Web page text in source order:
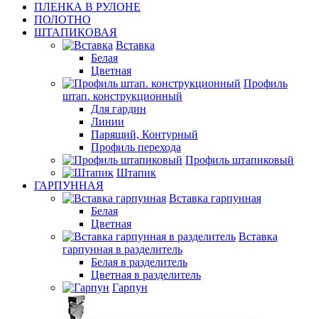
ПЛЕНКА В РУЛОНЕ
ПОЛОТНО
ШТАПИКОВАЯ
Вставка
Белая
Цветная
Профиль
штап. конструкционный
Для гардин
Линии
Парящий, Контурный
Профиль перехода
Профиль штапиковый
Штапик
ГАРПУННАЯ
Вставка гарпунная
Белая
Цветная
Вставка
гарпунная в разделитель
Белая в разделитель
Цветная в разделитель
Гарпун